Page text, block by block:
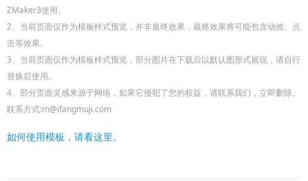
ZMaker3使用。
2、当前页面仅作为模板样式预览，并非最终效果，最终效果将可能包含动效、点
击等效果。
3、当前页面仅作为模板样式预览，部分图片在下载后以默认图形式展现，请自行
替换后使用。
4、部分页面灵感来源于网络，如果它侵犯了您的权益，请联系我们，立即删除。
联系方式:m@ifangmuji.com
如何使用模板，请看这里。